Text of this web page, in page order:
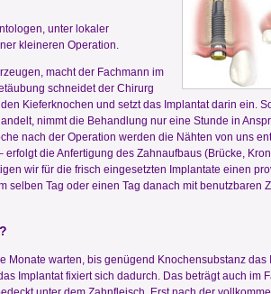
unter lokaler
kleineren Operation.
macht der Fachmann im
schneidet der Chirurg
Kieferknochen und setzt das Implantat darin ein.
nimmt die Behandlung nur eine Stunde in
nach der Operation werden die Nähten von uns
die Anfertigung des Zahnaufbaus (Brücke,
wir für die frisch eingesetzten Implantate einen
selben Tag oder einen Tag danach mit benutzbaren
Monate warten, bis genügend Knochensubstanz das
Implantat fixiert sich dadurch. Das beträgt auch im